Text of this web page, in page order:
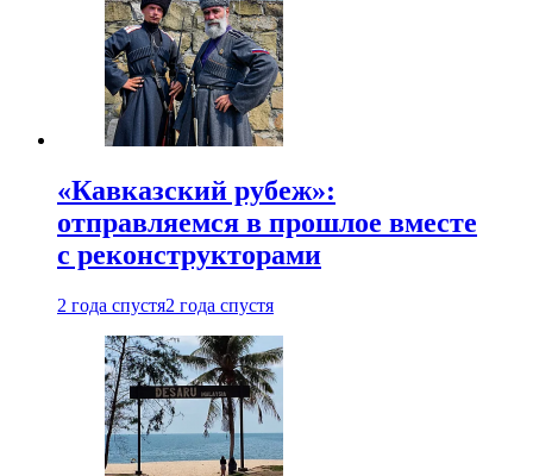
«Кавказский рубеж»:
отправляемся в прошлое вместе
с реконструкторами
2 года спустя2 года спустя